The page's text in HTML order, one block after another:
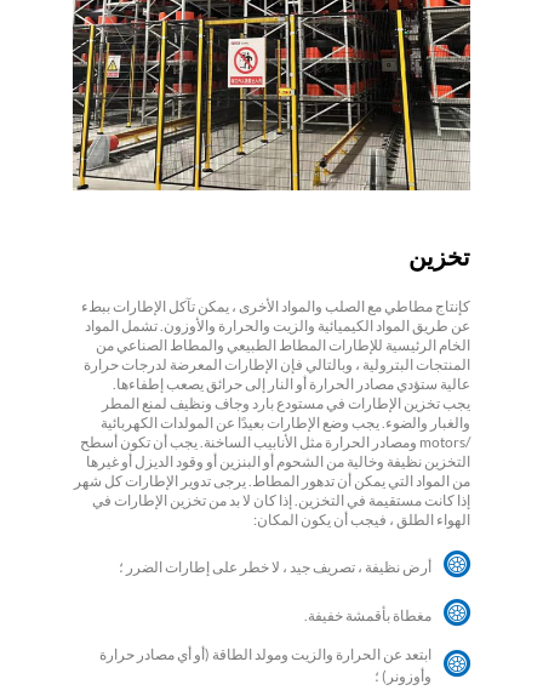
تخزين
كإنتاج مطاطي مع الصلب والمواد الأخرى ، يمكن تآكل الإطارات ببطء
عن طريق المواد الكيميائية والزيت والحرارة والأوزون. تشمل المواد
الخام الرئيسية للإطارات المطاط الطبيعي والمطاط الصناعي من
المنتجات البترولية ، وبالتالي فإن الإطارات المعرضة لدرجات حرارة
عالية ستؤدي مصادر الحرارة أو النار إلى حرائق يصعب إطفاءها.
يجب تخزين الإطارات في مستودع بارد وجاف ونظيف لمنع المطر
والغبار والضوء. يجب وضع الإطارات بعيدًا عن المولدات الكهربائية
/motors ومصادر الحرارة مثل الأنابيب الساخنة. يجب أن تكون أسطح
التخزين نظيفة وخالية من الشحوم أو البنزين أو وقود الديزل أو غيرها
من المواد التي يمكن أن تدهور المطاط. يرجى تدوير الإطارات كل شهر
إذا كانت مستقيمة في التخزين. إذا كان لا بد من تخزين الإطارات في
الهواء الطلق ، فيجب أن يكون المكان:
أرض نظيفة ، تصريف جيد ، لا خطر على إطارات الضرر ؛
مغطاة بأقمشة خفيفة.
ابتعد عن الحرارة والزيت ومولد الطاقة (أو أي مصادر حرارة
وأوزونر) ؛